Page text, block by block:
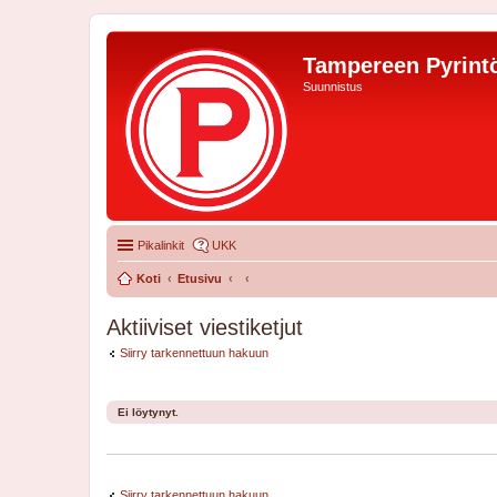
Tampereen
Suunnistus
Pikalinkit UKK
Koti Etusivu
Aktiiviset viestiketjut
Siirry tarkennettuun hakuun
Ei löytynyt.
Siirry tarkennettuun hakuun